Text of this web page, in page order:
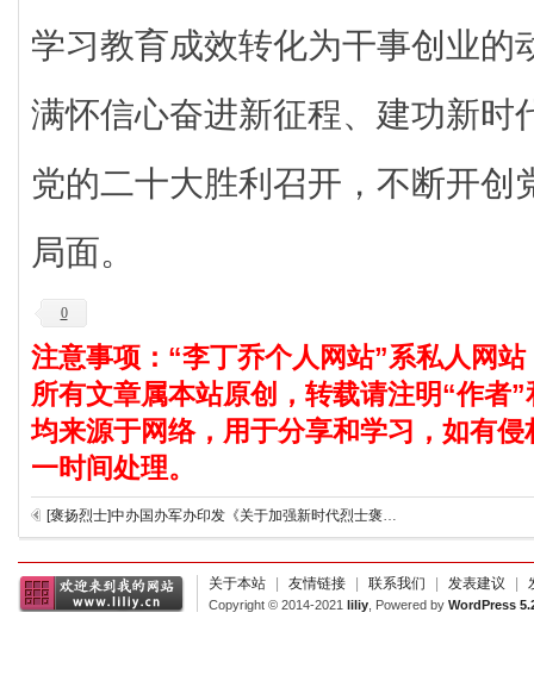
学习教育成效转化为干事创业的
满怀信心奋进新征程、建功新时
党的二十大胜利召开，不断开创
局面。
0
注意事项：“李丁乔个人网站”系私人网
所有文章属本站原创，转载请注明“作者
均来源于网络，用于分享和学习，如有
一时间处理。
关于本站 | 友情链接 | 联系我们 | 发表建议 |
Copyright © 2014-2021 liliy , Powered by WordPress